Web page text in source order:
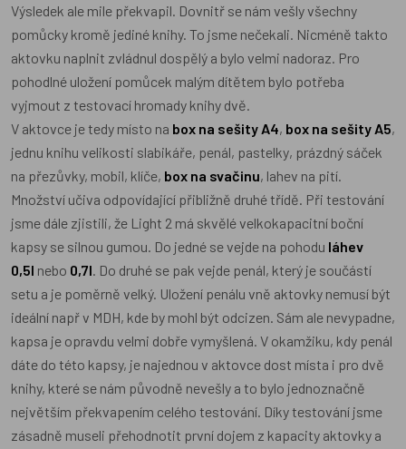
Výsledek ale mile překvapil. Dovnitř se nám vešly všechny
pomůcky kromě jediné knihy. To jsme nečekali. Nicméně takto
aktovku naplnit zvládnul dospělý a bylo velmi nadoraz. Pro
pohodlné uložení pomůcek malým dítětem bylo potřeba
vyjmout z testovací hromady knihy dvě.
V aktovce je tedy místo na box na sešity A4, box na sešity A5,
jednu knihu velikosti slabikáře, penál, pastelky, prázdný sáček
na přezůvky, mobil, klíče, box na svačinu, lahev na pití.
Množství učiva odpovídající přibližně druhé třídě. Při testování
jsme dále zjistili, že Light 2 má skvělé velkokapacitní boční
kapsy se silnou gumou. Do jedné se vejde na pohodu láhev
0,5l nebo 0,7l. Do druhé se pak vejde penál, který je součástí
setu a je poměrně velký. Uložení penálu vně aktovky nemusí být
ideální např v MDH, kde by mohl být odcizen. Sám ale nevypadne,
kapsa je opravdu velmi dobře vymyšlená. V okamžiku, kdy penál
dáte do této kapsy, je najednou v aktovce dost místa i pro dvě
knihy, které se nám původně nevešly a to bylo jednoznačně
největším překvapením celého testování. Díky testování jsme
zásadně museli přehodnotit první dojem z kapacity aktovky a